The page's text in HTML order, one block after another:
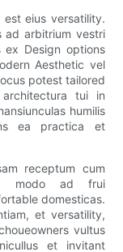
est eius versatility.
ad arbitrium vestri
ex Design options
Aesthetic vel
potest tailored
tui in
humilis
ea practica et
receptum cum
modo ad frui
domesticas.
et versatility,
vultus
et invitant